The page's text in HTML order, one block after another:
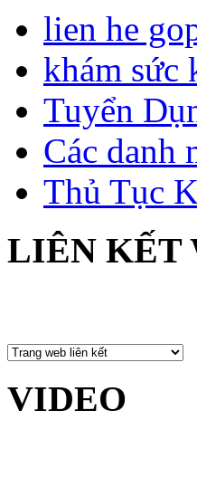
lien he
khám sức
Tuyển
Các danh
Thủ Tục
LIÊN KẾT
VIDEO